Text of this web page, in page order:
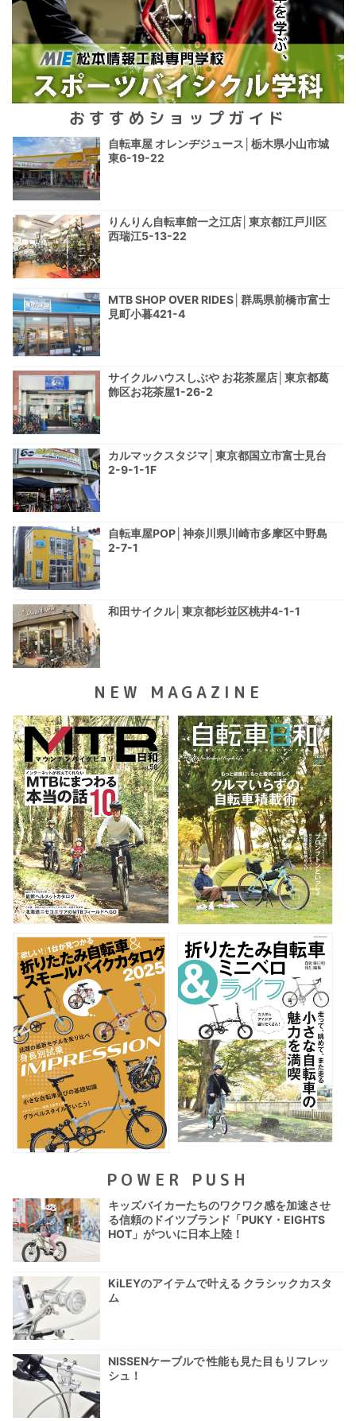
おすすめショップガイド
自転車屋 オレンヂジュース│栃木県小山市城
東6-19-22
りんりん自転車館一之江店│東京都江戸川区
西瑞江5-13-22
MTB SHOP OVER RIDES│群馬県前橋市富士
見町小暮421-4
サイクルハウスしぶや お花茶屋店│東京都葛
飾区お花茶屋1-26-2
カルマックスタジマ│東京都国立市富士見台
2-9-1-1F
自転車屋POP│神奈川県川崎市多摩区中野島
2-7-1
和田サイクル│東京都杉並区桃井4-1-1
NEW MAGAZINE
POWER PUSH
キッズバイカーたちのワクワク感を加速させ
る信頼のドイツブランド「PUKY・EIGHTS
HOT」がついに日本上陸！
KiLEYのアイテムで叶える クラシックカスタ
ム
NISSENケーブルで 性能も見た目もリフレッ
シュ！